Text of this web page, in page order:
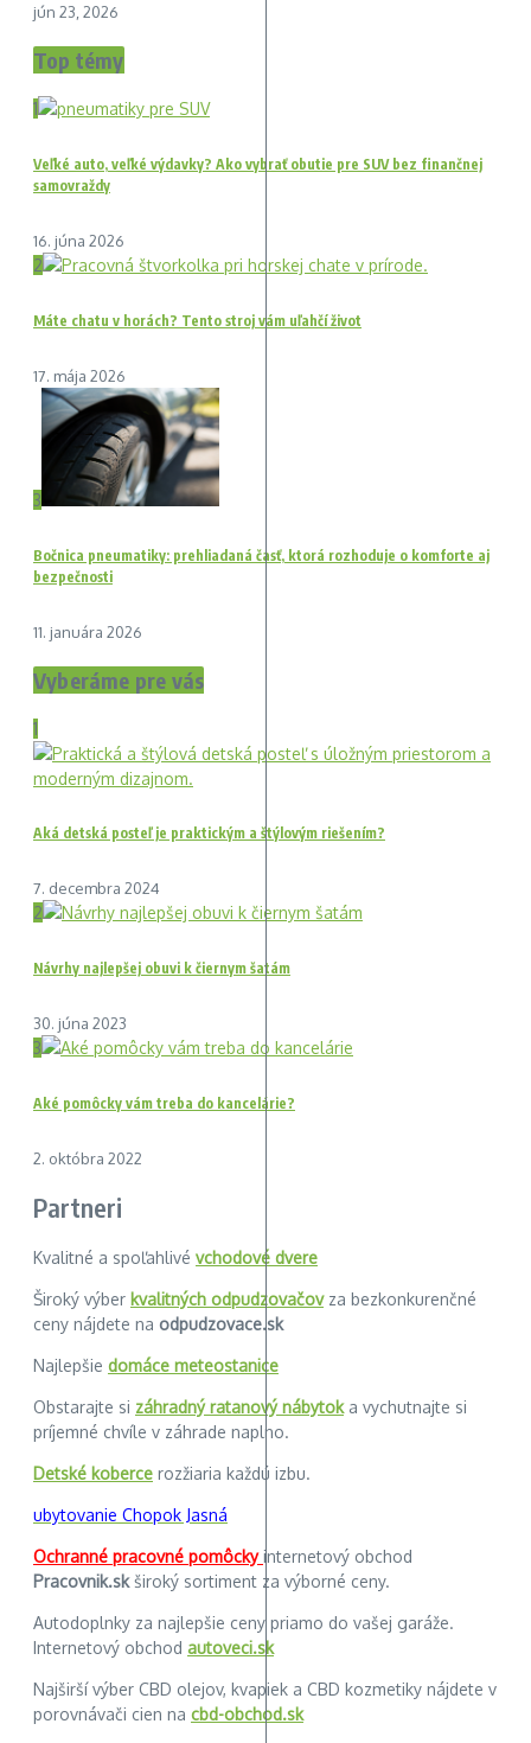
jún 23, 2026
Top témy
1
Veľké auto, veľké výdavky? Ako vybrať obutie pre SUV bez finančnej
samovraždy
16. júna 2026
2
Máte chatu v horách? Tento stroj vám uľahčí život
17. mája 2026
3
Bočnica pneumatiky: prehliadaná časť, ktorá rozhoduje o komforte aj
bezpečnosti
11. januára 2026
Vyberáme pre vás
1
Aká detská posteľ je praktickým a štýlovým riešením?
7. decembra 2024
2
Návrhy najlepšej obuvi k čiernym šatám
30. júna 2023
3
Aké pomôcky vám treba do kancelárie?
2. októbra 2022
Partneri
Kvalitné a spoľahlivé vchodové dvere
Široký výber kvalitných odpudzovačovza bezkonkurenčné
ceny nájdete na odpudzovace.sk
Najlepšie domáce meteostanice
Obstarajte si záhradný ratanový nábytoka vychutnajte si
príjemné chvíle v záhrade naplno.
Detské koberce rozžiaria každú izbu.
ubytovanie Chopok Jasná
Ochranné pracovné pomôckyinternetový obchod
Pracovnik.skširoký sortiment za výborné ceny.
Autodoplnky za najlepšie ceny priamo do vašej garáže.
Internetový obchod autoveci.sk
Najširší výber CBD olejov, kvapiek a CBD kozmetiky nájdete v
porovnávači cien na cbd-obchod.sk